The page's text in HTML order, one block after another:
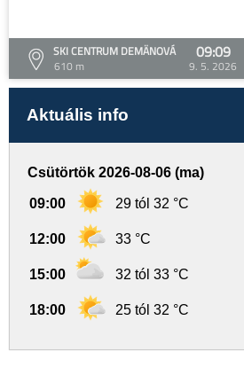
SKI CENTRUM DEMÄNOVÁ
610 m
09:09
9. 5. 2026
Aktuális info
Csütörtök 2026-08-06 (ma)
09:00 29 tól 32 °C
12:00 33 °C
15:00 32 tól 33 °C
18:00 25 tól 32 °C